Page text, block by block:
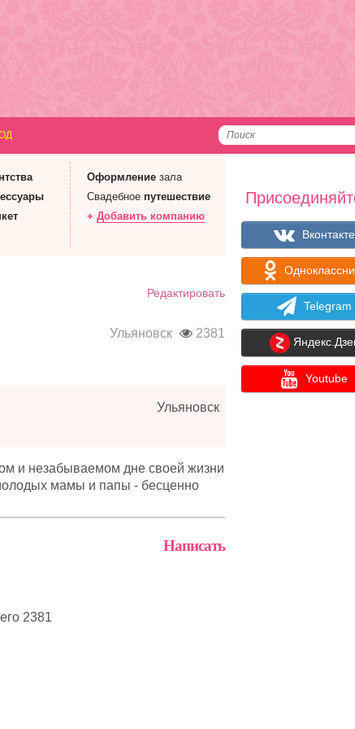
Оформление зала
Свадебное путешествие
+ Добавить компанию
Редактировать
Ульяновск 2381
Ульяновск
и незабываемом дне своей жизни
мамы и папы - бесценно
Написать
2381
Вконтакте
Telegram
Youtube